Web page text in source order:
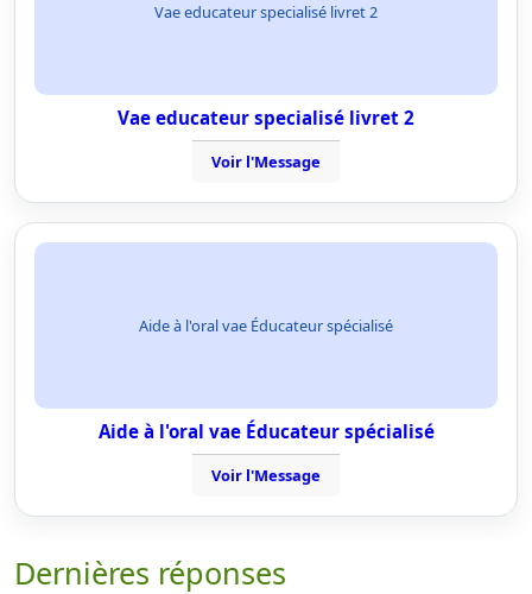
Vae educateur specialisé livret 2
Vae educateur specialisé livret 2
Voir l'Message
Aide à l'oral vae Éducateur spécialisé
Aide à l'oral vae Éducateur spécialisé
Voir l'Message
Dernières réponses